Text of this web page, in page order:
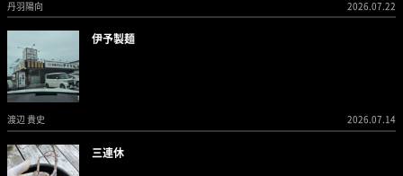
丹羽陽向 2026.07.22
伊予製麺
渡辺 貴史 2026.07.14
三連休